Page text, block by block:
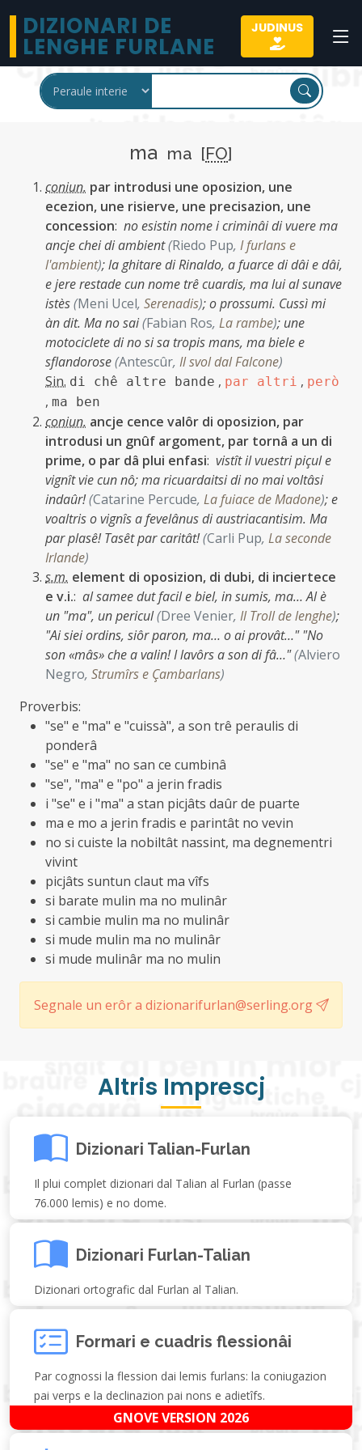
DIZIONARI DE
LENGHE FURLANE
JUDINUS
ma ma [FO]
coniun. par introdusi une oposizion, une
ecezion, une risierve, une precisazion, une
concession: no esistin nome i criminâi di vuere ma
ancje chei di ambient(Riedo Pup, I furlans e
l'ambient);la ghitare di Rinaldo, a fuarce di dâi e dâi,
e jere restade cun nome trê cuardis, ma lui al sunave
istès(Meni Ucel, Serenadis);o prossumi. Cussì mi
àn dit. Ma no sai(Fabian Ros, La rambe); une
motociclete di no si sa tropis mans, ma biele e
sflandorose(Antescûr, Il svol dal Falcone)
Sin. di chê altre bande , par altri , però
, ma ben
coniun. ancje cence valôr di oposizion, par
introdusi un gnûf argoment, par tornâ a un di
prime, o par dâ plui enfasi: vistît il vuestri piçul e
vignît vie cun nô; ma ricuardaitsi di no mai voltâsi
indaûr!(Catarine Percude, La fuiace de Madone);e
voaltris o vignîs a fevelânus di austriacantisim. Ma
par plasê! Tasêt par caritât!(Carli Pup, La seconde
Irlande)
s.m. element di oposizion, di dubi, di inciertece
e v.i.: al samee dut facil e biel, in sumis, ma… Al è
un "ma", un pericul(Dree Venier, Il Troll de lenghe);
"Ai siei ordins, siôr paron, ma… o ai provât…" "No
son «mâs» che a valin! I lavôrs a son di fâ…"(Alviero
Negro, Strumîrs e Çambarlans)
Proverbis:
"se" e "ma" e "cuissà", a son trê peraulis di
ponderâ
"se" e "ma" no san ce cumbinâ
"se", "ma" e "po" a jerin fradis
i "se" e i "ma" a stan picjâts daûr de puarte
ma e mo a jerin fradis e parintât no vevin
no si cuiste la nobiltât nassint, ma degnementri
vivint
picjâts suntun claut ma vîfs
si barate mulin ma no mulinâr
si cambie mulin ma no mulinâr
si mude mulin ma no mulinâr
si mude mulinâr ma no mulin
Segnale un erôr a dizionarifurlan@serling.org
Altris Imprescj
Dizionari Talian-Furlan
Il plui complet dizionari dal Talian al Furlan (passe
76.000 lemis) e no dome.
Dizionari Furlan-Talian
Dizionari ortografic dal Furlan al Talian.
Formari e cuadris flessionâi
Par cognossi la flession dai lemis furlans: la coniugazion
pai verps e la declinazion pai nons e adietîfs.
GNOVE VERSION 2026